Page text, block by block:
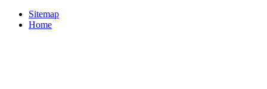
Sitemap
Home